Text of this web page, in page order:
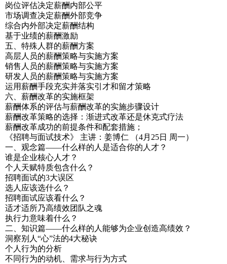
岗位评估决定薪酬内部公平
市场调查决定薪酬外部竞争
综合内外部决定薪酬结构
基于业绩的薪酬激励
五、特殊人群的薪酬方案
高层人员的薪酬策略与实施方案
销售人员的薪酬策略与实施方案
研发人员的薪酬策略与实施方案
运用薪酬手段充实并落实引才和留才策略
六、薪酬改革的实施框架
薪酬体系的评估与薪酬改革的实施步骤设计
薪酬改革策略的选择：渐进式改革还是休克式疗法
薪酬改革成功的前提条件和配套措施；
《招聘与面试技术》 主讲：姜博仁 （4月25日 周一）
一、观念篇——什么样的人是适合你的人才？
谁是企业核心人才？
个人天赋特质包含什么？
招聘面试的3大误区
选人应该选什么？
招聘面试应该看什么？
适才适所乃高绩效团队之魂
执行力意味着什么？
二、知识篇——什么样的人能够为企业创造高绩效？
洞察别人“心”法的4大秘诀
个人行为的分析
不同行为的动机、需求与行为方式